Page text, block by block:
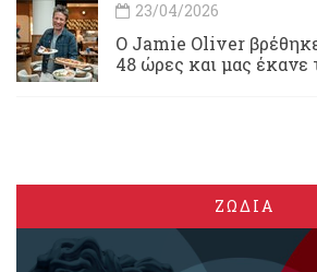
23/04/2026
Ο Jamie Oliver
48 ώρες και μας έκανε
ΖΩΔΙΑ